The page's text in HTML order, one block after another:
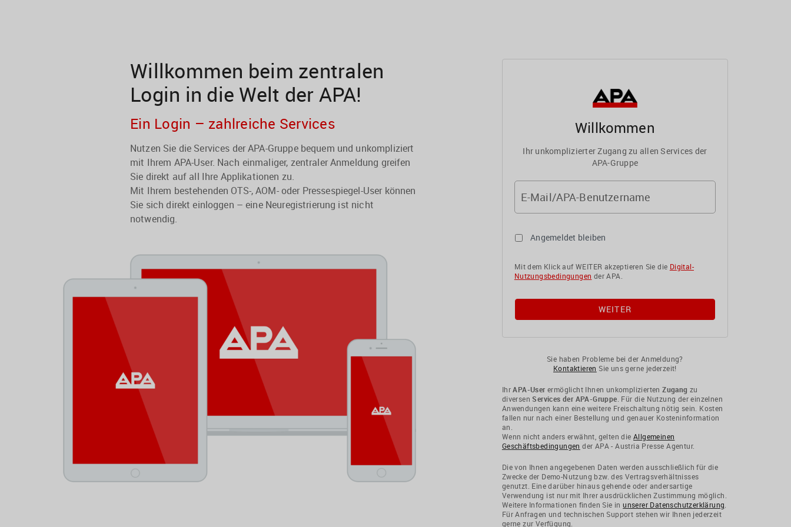
Willkommen beim zentralen
Login in die Welt der APA!
Ein Login – zahlreiche Services
Nutzen Sie die Services der APA-Gruppe bequem und unkompliziert
mit Ihrem APA-User. Nach einmaliger, zentraler Anmeldung greifen
Sie direkt auf all Ihre Applikationen zu.
Mit Ihrem bestehenden OTS-, AOM- oder Pressespiegel-User können
Sie sich direkt einloggen – eine Neuregistrierung ist nicht
notwendig.
Willkommen
Ihr unkomplizierter Zugang zu allen Services der
APA-Gruppe
E-Mail/APA-Benutzername
Angemeldet bleiben
Mit dem Klick auf WEITER akzeptieren Sie die Digital-
Nutzungsbedingungen der APA.
Sie haben Probleme bei der Anmeldung?
Kontaktieren Sie uns gerne jederzeit!
IhrAPA-User ermöglicht Ihnen unkompliziertenZugang zu
diversen Services der APA-Gruppe . Für die Nutzung der einzelnen
Anwendungen kann eine weitere Freischaltung nötig sein. Kosten
fallen nur nach einer Bestellung und genauer Kosteninformation
an.
Wenn nicht anders erwähnt, gelten dieAllgemeinen
Geschäftsbedingungen der APA - Austria Presse Agentur.
Die von Ihnen angegebenen Daten werden ausschließlich für die
Zwecke der Demo-Nutzung bzw. des Vertragsverhältnisses
genutzt. Eine darüber hinaus gehende oder andersartige
Verwendung ist nur mit Ihrer ausdrücklichen Zustimmung möglich.
Weitere Informationen finden Sie inunserer Datenschutzerklärung
Für Anfragen und technischen Support stehen wir Ihnen jederzeit
gerne zur Verfügung.